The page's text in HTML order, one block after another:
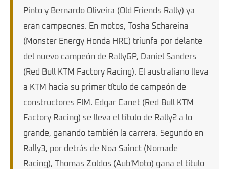
Pinto y Bernardo Oliveira (Old Friends Rally) ya
eran campeones. En motos, Tosha Schareina
(Monster Energy Honda HRC) triunfa por delante
del nuevo campeón de RallyGP, Daniel Sanders
(Red Bull KTM Factory Racing). El australiano lleva
a KTM hacia su primer título de campeón de
constructores FIM. Edgar Canet (Red Bull KTM
Factory Racing) se lleva el título de Rally2 a lo
grande, ganando también la carrera. Segundo en
Rally3, por detrás de Noa Sainct (Nomade
Racing), Thomas Zoldos (Aub'Moto) gana el título